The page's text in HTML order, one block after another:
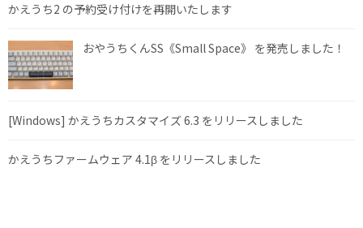
かえうち2 の予約受け付けを再開いたします
おやうちくんSS《Small Space》 を発売しました！
[Windows] かえうちカスタマイズ 6.3 をリリースしました
かえうちファームウェア 4.1β をリリースしました